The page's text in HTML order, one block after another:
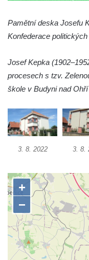
Pomník obětem 1. a
Pomník obětem 1.
Předoníně
Pomník obětem 2.
Plavu
Kenotaf Pepiho
Dolním Podluží
Dolním Podluží
Kenotaf Antona
Dolním Podluží
Kenotaf Heinricha
Dolním Podluží
Kenotaf Josefa
Pamětní deska Josefu
Konfederace
Josef Kepka
procesech s tzv.
škole v Budyni nad
3. 8. 2022 3. 8.